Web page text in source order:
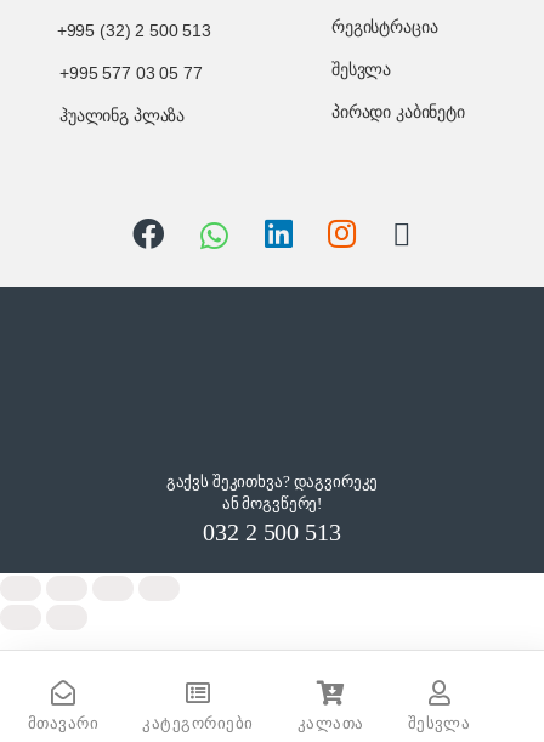
+995 (32) 2 500 513
+995 577 03 05 77
ჰუალინგ პლაზა
რეგისტრაცია
შესვლა
პირადი კაბინეტი
გაქვს შეკითხვა? დაგვირეკე
ან მოგვწერე!
032 2 500 513
AR09TSHZAWKNER Indoor
მთავარი
კატეგორიები კალათა შესვლა